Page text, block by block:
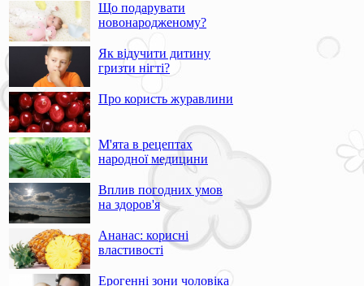
Що подарувати
новонародженому?
Як відучити дитину
гризти нігті?
Про користь журавлини
М'ята в рецептах
народної медицини
Вплив погодних умов
на здоров'я
Ананас: корисні
властивості
Ерогенні зони чоловіка